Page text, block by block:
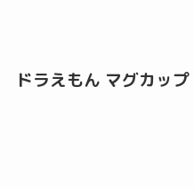
ドラえもん マグカップ